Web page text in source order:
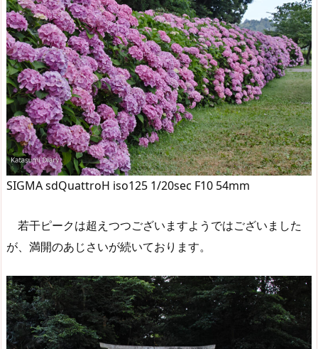
SIGMA sdQuattroH iso125 1/20sec F10 54mm
若干ピークは超えつつございますようではございました
が、満開のあじさいが続いております。